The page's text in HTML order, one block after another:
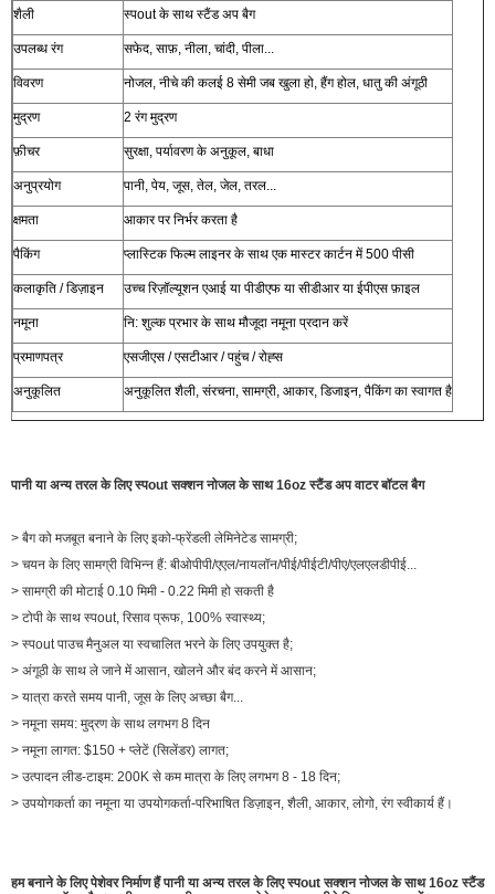
शैली स्पout के साथ स्टैंड अप बैग
उपलब्ध रंग सफेद, साफ़, नीला, चांदी, पीला...
विवरण नोजल, नीचे की कलई 8 सेमी जब खुला हो, हैंग होल, धातु की अंगूठी
मुद्रण 2 रंग मुद्रण
फ़ीचर सुरक्षा, पर्यावरण के अनुकूल, बाधा
अनुप्रयोग पानी, पेय, जूस, तेल, जेल, तरल...
क्षमता आकार पर निर्भर करता है
पैकिंग प्लास्टिक फिल्म लाइनर के साथ एक मास्टर कार्टन में 500 पीसी
कलाकृति / डिज़ाइन उच्च रिज़ॉल्यूशन एआई या पीडीएफ या सीडीआर या ईपीएस फ़ाइल
नमूना नि: शुल्क प्रभार के साथ मौजूदा नमूना प्रदान करें
प्रमाणपत्र एसजीएस / एसटीआर / पहुंच / रोह्स
अनुकूलित अनुकूलित शैली, संरचना, सामग्री, आकार, डिजाइन, पैकिंग का स्वागत है
पानी या अन्य तरल के लिए स्पout सक्शन नोजल के साथ 16oz स्टैंड अप वाटर बॉटल बैग
> बैग को मजबूत बनाने के लिए इको-फ्रेंडली लेमिनेटेड सामग्री;
> चयन के लिए सामग्री विभिन्न हैं: बीओपीपी/एएल/नायलॉन/पीई/पीईटी/पीए/एलएलडीपीई...
> सामग्री की मोटाई 0.10 मिमी - 0.22 मिमी हो सकती है
> टोपी के साथ स्पout, रिसाव प्रूफ, 100% स्वास्थ्य;
> स्पout पाउच मैनुअल या स्वचालित भरने के लिए उपयुक्त है;
> अंगूठी के साथ ले जाने में आसान, खोलने और बंद करने में आसान;
> यात्रा करते समय पानी, जूस के लिए अच्छा बैग...
> नमूना समय: मुद्रण के साथ लगभग 8 दिन
> नमूना लागत: $150 + प्लेटें (सिलेंडर) लागत;
> उत्पादन लीड-टाइम: 200K से कम मात्रा के लिए लगभग 8 - 18 दिन;
> उपयोगकर्ता का नमूना या उपयोगकर्ता-परिभाषित डिज़ाइन, शैली, आकार, लोगो, रंग स्वीकार्य हैं।
हम बनाने के लिए पेशेवर निर्माण हैं पानी या अन्य तरल के लिए स्पout सक्शन नोजल के साथ 16oz स्टैंड